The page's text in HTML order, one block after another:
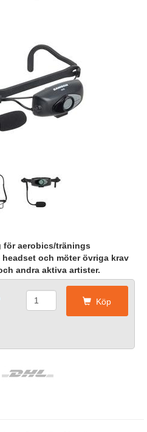
aerobics/tränings
och möter övriga krav
andra aktiva artister.
Köp